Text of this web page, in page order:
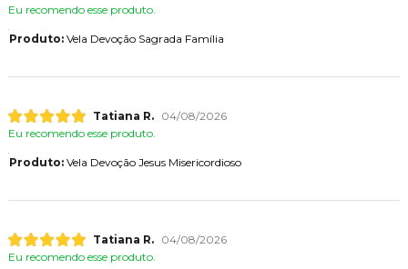
Eu recomendo esse produto.
Produto:Vela Devoção Sagrada Família
Tatiana R.
04/08/2026
Eu recomendo esse produto.
Produto:Vela Devoção Jesus Misericordioso
Tatiana R.
04/08/2026
Eu recomendo esse produto.